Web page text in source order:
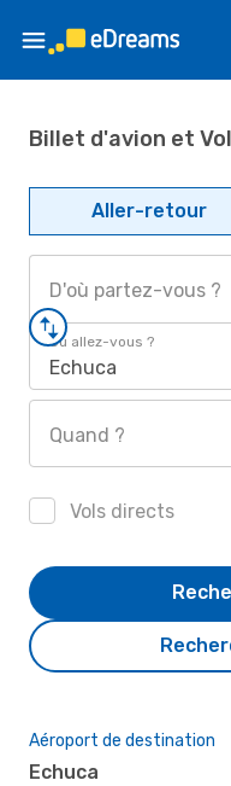
Billet d'avion et
Aller-retour
D'où partez-vous ?
Où allez-vous ?
Echuca
Quand ?
Vols directs
Aéroport de destination
Echuca